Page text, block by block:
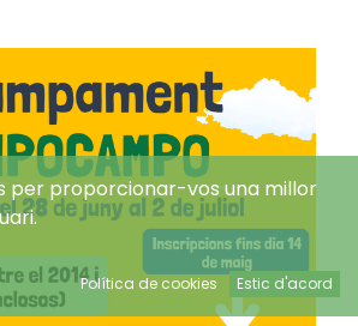
per proporcionar-vos una millor
Política de cookies Estic d'acord